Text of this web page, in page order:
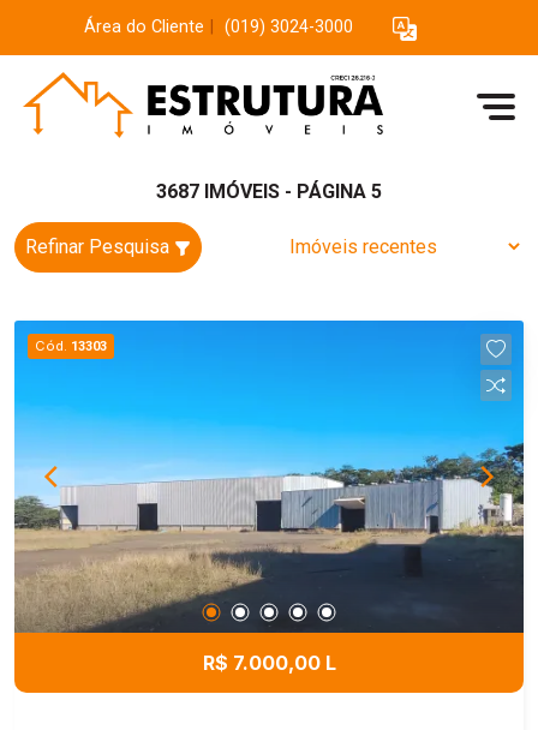
Área do Cliente (019) 3024-3000
3687 IMÓVEIS - PÁGINA 5
Refinar Pesquisa
Cód. 13303
R$ 7.000,00 L